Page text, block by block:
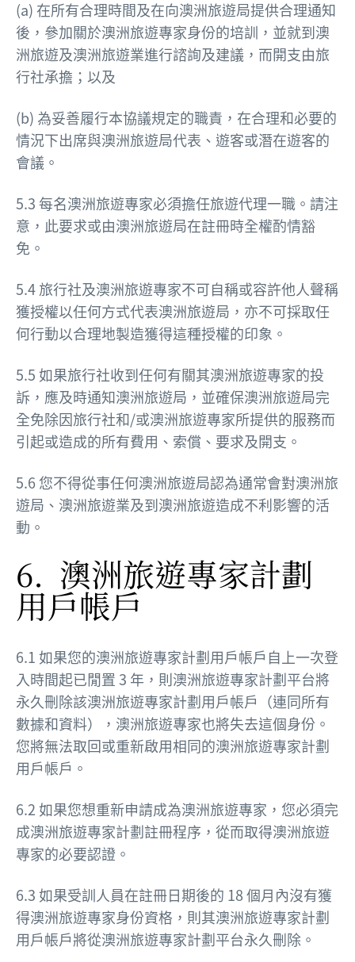
(a) 在所有合理時間及在向澳洲旅遊局提供合理通知
後，參加關於澳洲旅遊專家身份的培訓，並就到澳
洲旅遊及澳洲旅遊業進行諮詢及建議，而開支由旅
行社承擔；以及
(b) 為妥善履行本協議規定的職責，在合理和必要的
情況下出席與澳洲旅遊局代表、遊客或潛在遊客的
會議。
5.3 每名澳洲旅遊專家必須擔任旅遊代理一職。請注
意，此要求或由澳洲旅遊局在註冊時全權酌情豁
免。
5.4 旅行社及澳洲旅遊專家不可自稱或容許他人聲稱
獲授權以任何方式代表澳洲旅遊局，亦不可採取任
何行動以合理地製造獲得這種授權的印象。
5.5 如果旅行社收到任何有關其澳洲旅遊專家的投
訴，應及時通知澳洲旅遊局，並確保澳洲旅遊局完
全免除因旅行社和/或澳洲旅遊專家所提供的服務而
引起或造成的所有費用、索償、要求及開支。
5.6 您不得從事任何澳洲旅遊局認為通常會對澳洲旅
遊局、澳洲旅遊業及到澳洲旅遊造成不利影響的活
動。
6. 澳洲旅遊專家計劃
用戶帳戶
6.1 如果您的澳洲旅遊專家計劃用戶帳戶自上一次登
入時間起已閒置 3 年，則澳洲旅遊專家計劃平台將
永久刪除該澳洲旅遊專家計劃用戶帳戶（連同所有
數據和資料），澳洲旅遊專家也將失去這個身份。
您將無法取回或重新啟用相同的澳洲旅遊專家計劃
用戶帳戶。
6.2 如果您想重新申請成為澳洲旅遊專家，您必須完
成澳洲旅遊專家計劃註冊程序，從而取得澳洲旅遊
專家的必要認證。
6.3 如果受訓人員在註冊日期後的 18 個月內沒有獲
得澳洲旅遊專家身份資格，則其澳洲旅遊專家計劃
用戶帳戶將從澳洲旅遊專家計劃平台永久刪除。